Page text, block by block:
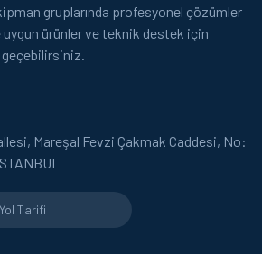
gruplarında profesyonel çözümler
ürünler ve teknik destek için
Mareşal Fevzi Çakmak Caddesi, No:
Yol Tarifi